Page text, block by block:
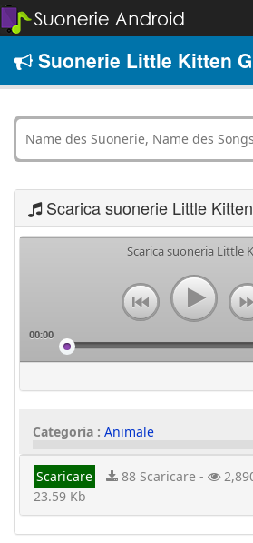
Suonerie Little Kitten
Scarica suonerie Little Kitten
Scarica suoneria Little
00:00
Categoria : Animale
Scaricare 88 Scaricare -
23.59 Kb